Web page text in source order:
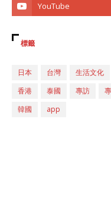
標籤
日本 台灣 生活文化
香港
泰國 專訪
韓國
app